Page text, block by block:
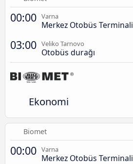
00:00 Varna
Merkez Otobüs Terminali
03:00 Veliko Tarnovo
Otobüs durağı
Ekonomi
Biomet
00:00 Varna
Merkez Otobüs Terminali